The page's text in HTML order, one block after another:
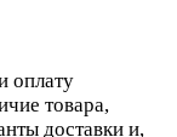
оплату
товара,
доставки и,